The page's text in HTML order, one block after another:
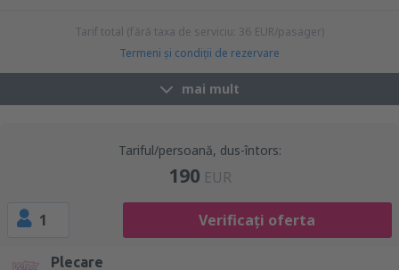
Tarif total (fără taxa de serviciu: 36 EUR/pasager)
Termeni şi condiţii de rezervare
mai mult
Tariful/persoană, dus-întors:
190 EUR
1 Verificați oferta
Plecare